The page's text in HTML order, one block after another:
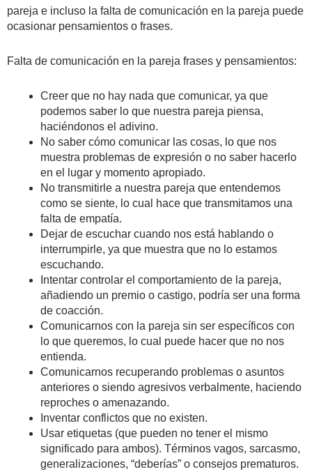
pareja e incluso la falta de comunicación en la pareja puede
ocasionar pensamientos o frases.
Falta de comunicación en la pareja frases y pensamientos:
Creer que no hay nada que comunicar, ya que
podemos saber lo que nuestra pareja piensa,
haciéndonos el adivino.
No saber cómo comunicar las cosas, lo que nos
muestra problemas de expresión o no saber hacerlo
en el lugar y momento apropiado.
No transmitirle a nuestra pareja que entendemos
como se siente, lo cual hace que transmitamos una
falta de empatía.
Dejar de escuchar cuando nos está hablando o
interrumpirle, ya que muestra que no lo estamos
escuchando.
Intentar controlar el comportamiento de la pareja,
añadiendo un premio o castigo, podría ser una forma
de coacción.
Comunicarnos con la pareja sin ser específicos con
lo que queremos, lo cual puede hacer que no nos
entienda.
Comunicarnos recuperando problemas o asuntos
anteriores o siendo agresivos verbalmente, haciendo
reproches o amenazando.
Inventar conflictos que no existen.
Usar etiquetas (que pueden no tener el mismo
significado para ambos). Términos vagos, sarcasmo,
generalizaciones, “deberías” o consejos prematuros.